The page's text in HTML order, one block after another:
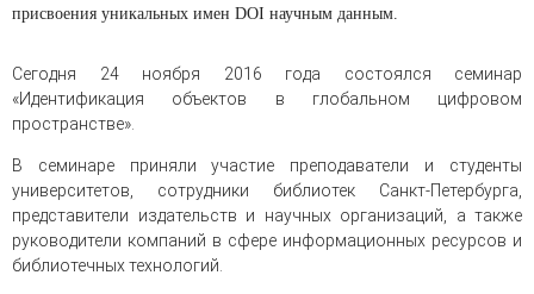
присвоения уникальных имен DOI научным данным.
Сегодня 24 ноября 2016 года состоялся семинар
«Идентификация объектов в глобальном цифровом
пространстве».
В семинаре приняли участие преподаватели и студенты
университетов, сотрудники библиотек Санкт-Петербурга,
представители издательств и научных организаций, а также
руководители компаний в сфере информационных ресурсов и
библиотечных технологий.